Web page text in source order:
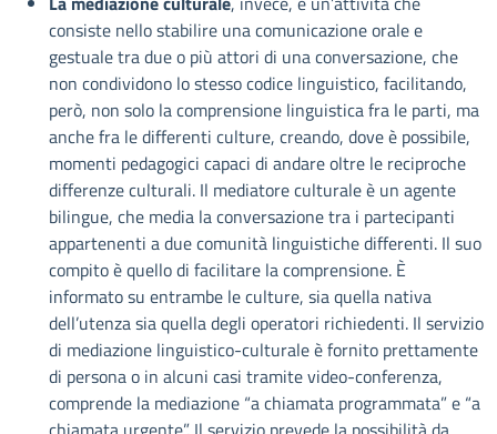
consiste nello stabilire una comunicazione orale e
gestuale tra due o più attori di una conversazione, che
non condividono lo stesso codice linguistico, facilitando,
però, non solo la comprensione linguistica fra le parti, ma
anche fra le differenti culture, creando, dove è possibile,
momenti pedagogici capaci di andare oltre le reciproche
differenze culturali. Il mediatore culturale è un agente
bilingue, che media la conversazione tra i partecipanti
appartenenti a due comunità linguistiche differenti. Il suo
compito è quello di facilitare la comprensione. È
informato su entrambe le culture, sia quella nativa
dell’utenza sia quella degli operatori richiedenti. Il servizio
di mediazione linguistico-culturale è fornito prettamente
di persona o in alcuni casi tramite video-conferenza,
comprende la mediazione “a chiamata programmata” e “a